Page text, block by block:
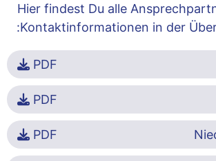
Hier findest Du alle
Kontaktinformationen in der
PDF
PDF
PDF